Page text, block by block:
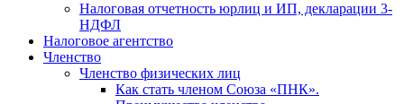
Налоговая отчетность юрлиц и ИП, декларации 3-
НДФЛ
Налоговое агентство
Членство
Членство физических лиц
Как стать членом Союза «ПНК».